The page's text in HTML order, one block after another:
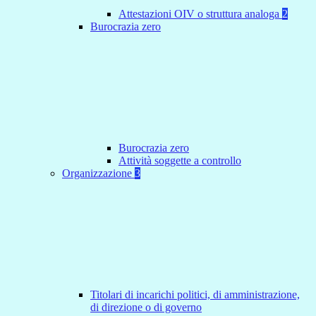
Attestazioni OIV o struttura analoga 2
Burocrazia zero
Burocrazia zero
Attività soggette a controllo
Organizzazione 3
Titolari di incarichi politici, di amministrazione,
di direzione o di governo